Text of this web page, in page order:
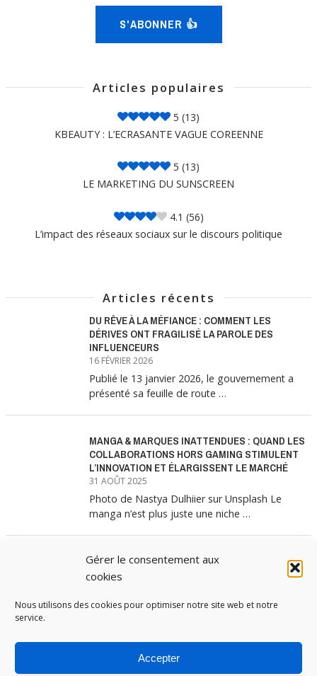
Gérer le consentement aux
cookies
Nous utilisons des cookies pour optimiser notre site web et notre
service.
Accepter
S'ABONNER 👍
Articles populaires
5 (13)
KBEAUTY : L’ECRASANTE VAGUE COREENNE
5 (13)
LE MARKETING DU SUNSCREEN
4.1 (56)
L’impact des réseaux sociaux sur le discours politique
Articles récents
DU RÊVE À LA MÉFIANCE : COMMENT LES
DÉRIVES ONT FRAGILISÉ LA PAROLE DES
INFLUENCEURS
16 FÉVRIER 2026
Publié le 13 janvier 2026, le gouvernement a
présenté sa feuille de route …
MANGA & MARQUES INATTENDUES : QUAND LES
COLLABORATIONS HORS GAMING STIMULENT
L’INNOVATION ET ÉLARGISSENT LE MARCHÉ
31 AOÛT 2025
Photo de Nastya Dulhiier sur Unsplash Le
manga n’est plus juste une niche …
MANGA & MARQUES : ANATOMIE D’UNE
ALLIANCE MARKETING GAGNANTE
Les interminables files d’attente devant les